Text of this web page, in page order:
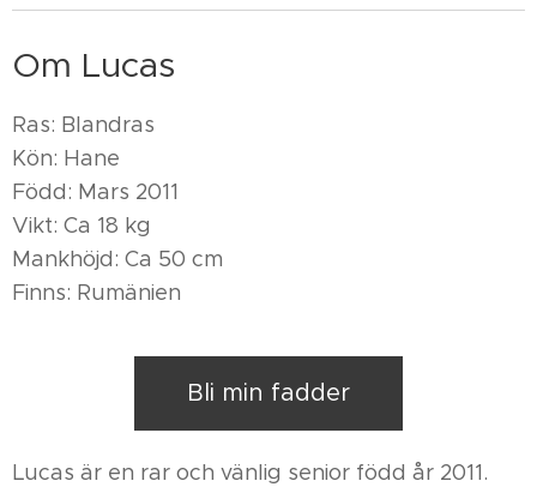
Om Lucas
Ras: Blandras
Kön: Hane
Född: Mars 2011
Vikt: Ca 18 kg
Mankhöjd: Ca 50 cm
Finns: Rumänien
Bli min fadder
Lucas är en rar och vänlig senior född år 2011.